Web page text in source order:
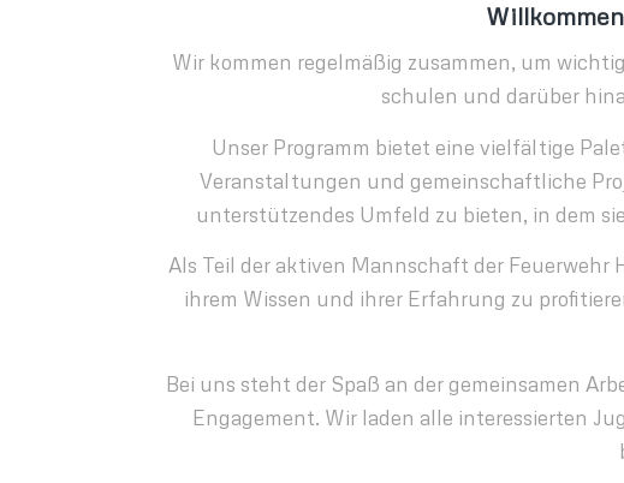
Wir kommen regelmäßig zusammen, um
schulen und darüber
Unser Programm bietet eine vielfältige
Veranstaltungen und gemeinschaftliche
unterstützendes Umfeld zu bieten, in dem
Als Teil der aktiven Mannschaft der
ihrem Wissen und ihrer Erfahrung zu
Bei uns steht der Spaß an der gemeinsamen
Engagement. Wir laden alle interessierten